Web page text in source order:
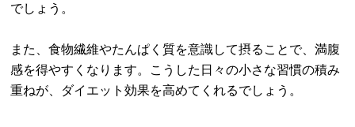
でしょう。
また、食物繊維やたんぱく質を意識して摂ることで、満腹
感を得やすくなります。こうした日々の小さな習慣の積み
重ねが、ダイエット効果を高めてくれるでしょう。